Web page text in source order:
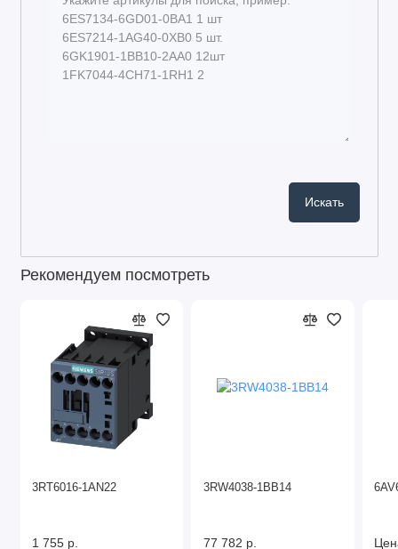
Рекомендуем посмотреть
3RT6016-1AN22
1 755 р.
3RW4038-1BB14
77 782 р.